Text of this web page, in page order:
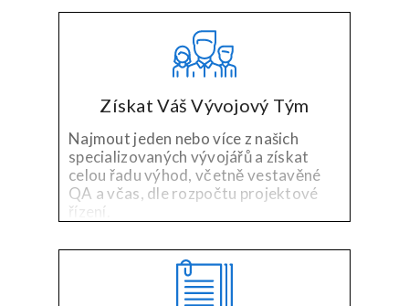
zkušenosti v oboru.
Získat Váš Vývojový Tým
Najmout jeden nebo více z našich
specializovaných vývojářů a získat
celou řadu výhod, včetně vestavěné
QA a včas, dle rozpočtu projektové
řízení.